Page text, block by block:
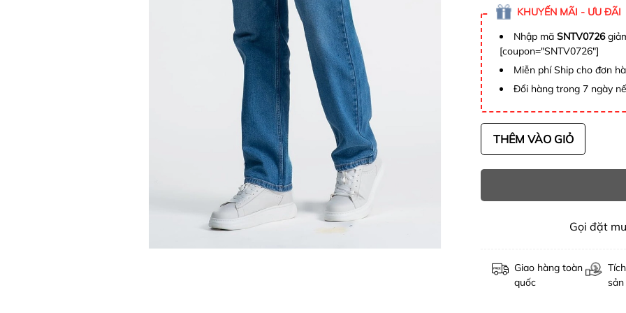
KHUYẾN MÃI - ƯU ĐÃI
Nhập mã SNTV0726
[coupon="SNTV0726"]
Miễn phí Ship cho đơn
Đổi hàng trong 7 ngày
THÊM VÀO GIỎ
Gọi đặt
Giao hàng toàn
quốc